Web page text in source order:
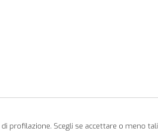
Scegli se accettare o meno